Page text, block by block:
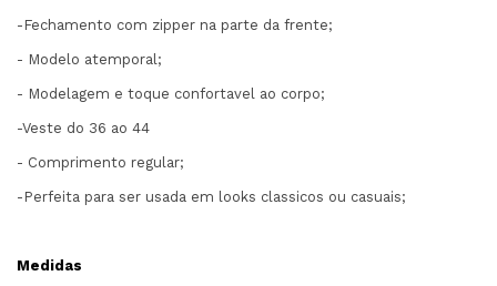
-Fechamento com zipper na parte da frente;
- Modelo atemporal;
- Modelagem e toque confortavel ao corpo;
-Veste do 36 ao 44
- Comprimento regular;
-Perfeita para ser usada em looks classicos ou casuais;
Medidas